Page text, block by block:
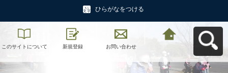
ひらがなをつける
このサイトについて 新規登録 お問い合わせ
サイト かしわん、ぽ
っ？へ戻る